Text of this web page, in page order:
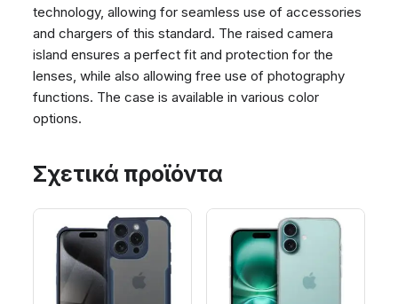
technology, allowing for seamless use of accessories
and chargers of this standard. The raised camera
island ensures a perfect fit and protection for the
lenses, while also allowing free use of photography
functions. The case is available in various color
options.
Σχετικά προϊόντα